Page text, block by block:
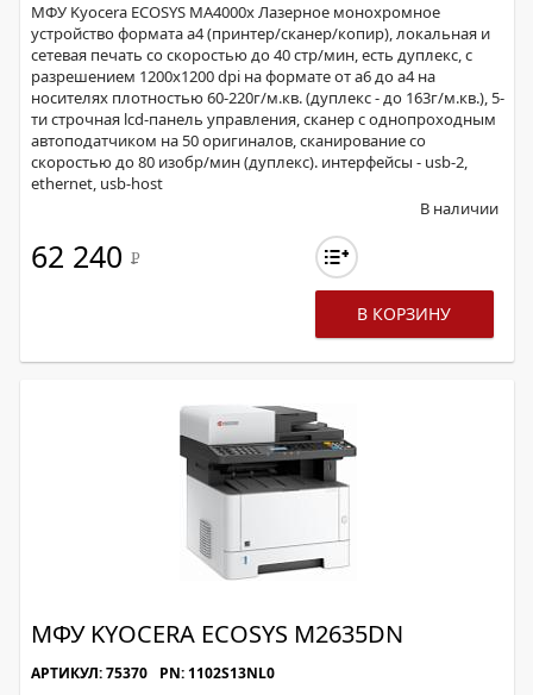
МФУ Kyocera ECOSYS MA4000x Лазерное монохромное
устройство формата а4 (принтер/сканер/копир), локальная и
сетевая печать со скоростью до 40 стр/мин, есть дуплекс, с
разрешением 1200х1200 dpi на формате от а6 до а4 на
носителях плотностью 60-220г/м.кв. (дуплекс - до 163г/м.кв.), 5-
ти строчная lcd-панель управления, сканер с однопроходным
автоподатчиком на 50 оригиналов, сканирование со
скоростью до 80 изобр/мин (дуплекс). интерфейсы - usb-2,
ethernet, usb-host
В наличии
62 240 Р
В КОРЗИНУ
МФУ KYOCERA ECOSYS M2635DN
АРТИКУЛ: 75370 PN: 1102S13NL0